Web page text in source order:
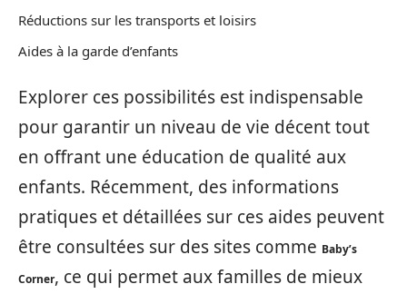
Réductions sur les transports et loisirs
Aides à la garde d’enfants
Explorer ces possibilités est indispensable
pour garantir un niveau de vie décent tout
en offrant une éducation de qualité aux
enfants. Récemment, des informations
pratiques et détaillées sur ces aides peuvent
être consultées sur des sites comme Baby’s
Corner, ce qui permet aux familles de mieux